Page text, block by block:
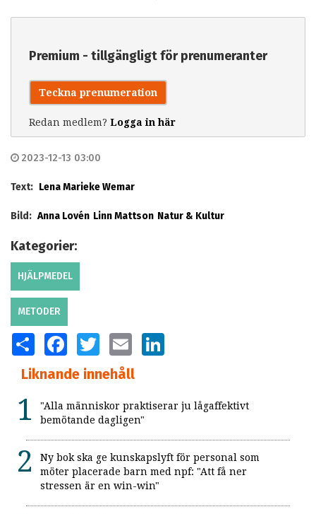
Premium - tillgängligt för prenumeranter
Teckna prenumeration
Redan medlem? Logga in här
2023-12-13 03:00
Text: Lena Marieke Wemar
Bild: Anna Lovén Linn Mattson Natur & Kultur
Kategorier:
HJÄLPMEDEL
METODER
SHARE FACEBOOKTWITTER EMAIL
Liknande innehåll
"Alla människor praktiserar ju lågaffektivt
bemötande dagligen"
Ny bok ska ge kunskapslyft för personal som
möter placerade barn med npf: "Att få ner
stressen är en win-win"